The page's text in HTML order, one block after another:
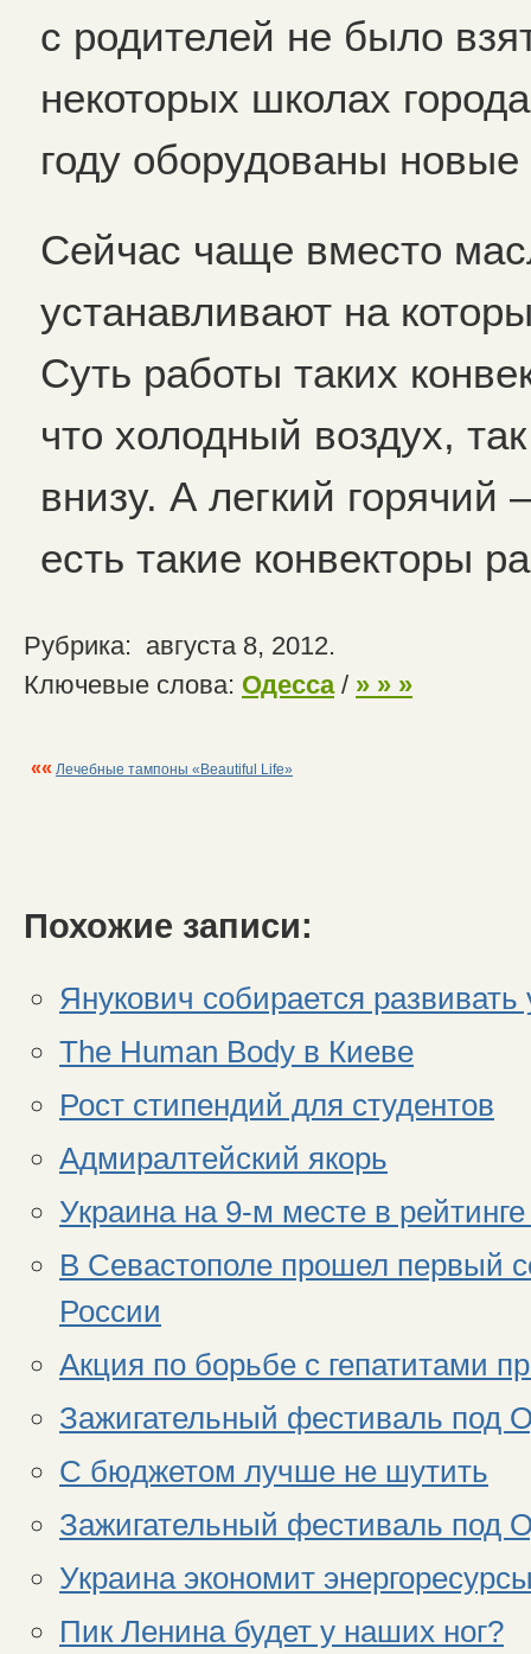
с родителей не было
некоторых школах
году оборудованы
Сейчас чаще вместо
устанавливают на
Суть работы таких
что холодный воздух,
внизу. А легкий
есть такие конвекторы
Рубрика: августа 8, 2012.
Ключевые слова: Одесса/ » » »
«« Лечебные тампоны «Beautiful Life»
Похожие записи:
Янукович собирается развивать
The Human Body в Киеве
Рост стипендий для студентов
Адмиралтейский якорь
Украина на 9-м месте в
В Севастополе прошел первый
России
Акция по борьбе с гепатитами
Зажигательный фестиваль под
С бюджетом лучше не шутить
Зажигательный фестиваль под
Украина экономит
Пик Ленина будет у наших ног?